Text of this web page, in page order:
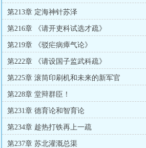
第213章 定海神针苏泽
第216章 《请开吏科试选才疏》
第219章 《驳疟病瘴气论》
第222章 《请设国子监武科疏》
第225章 滚筒印刷机和未来的新军官
第228章 堂辩群臣！
第231章 德育论和智育论
第234章 趁热打铁再上一疏
第237章 苏北灌溉总渠